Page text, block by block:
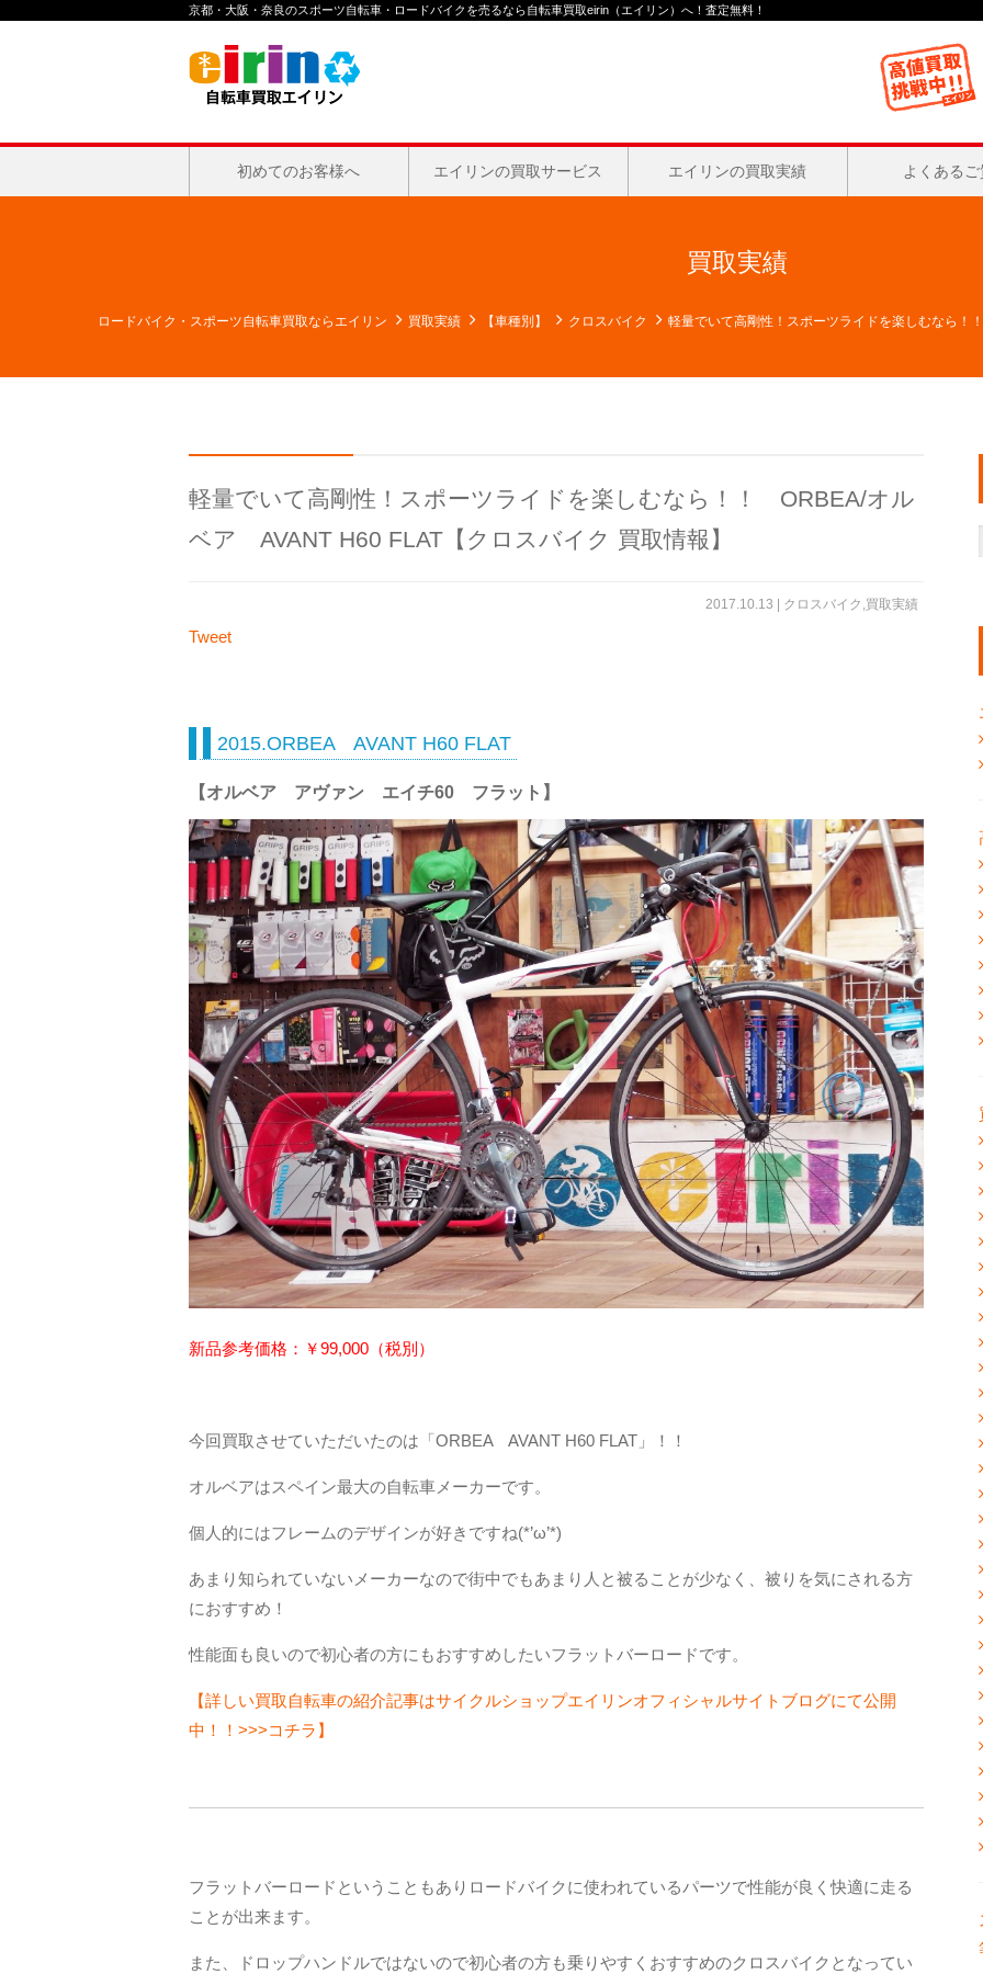
京都・大阪・奈良のスポーツ自転車・ロードバイクを売るなら自転車買取eirin（エイリン）へ！査定無料！
初めてのお客様へ エイリンの買取サービス エイリンの買取実績 よくある
買取実績
ロードバイク・スポーツ自転車買取ならエイリン 買取実績 【車種別】 クロスバイク 軽量でいて高剛性！スポーツライドを楽しむなら
軽量でいて高剛性！スポーツライドを楽しむなら！！ ORBEA/オル
ベア AVANT H60 FLAT【クロスバイク 買取情報】
2017.10.13 | クロスバイク 買取実績
Tweet
2015.ORBEA AVANT H60 FLAT
【オルベア アヴァン エイチ60 フラット】
新品参考価格：￥99,000（税別）
今回買取させていただいたのは「ORBEA AVANT H60 FLAT」！！
オルベアはスペイン最大の自転車メーカーです。
個人的にはフレームのデザインが好きですね(*’ω’*)
あまり知られていないメーカーなので街中でもあまり人と被ることが少なく、被りを気にされる方
におすすめ！
性能面も良いので初心者の方にもおすすめしたいフラットバーロードです。
【詳しい買取自転車の紹介記事はサイクルショップエイリンオフィシャルサイトブログにて公開
中！！>>>コチラ】
フラットバーロードということもありロードバイクに使われているパーツで性能が良く快適に走る
ことが出来ます。
また、ドロップハンドルではないので初心者の方も乗りやすくおすすめのクロスバイクとなってい